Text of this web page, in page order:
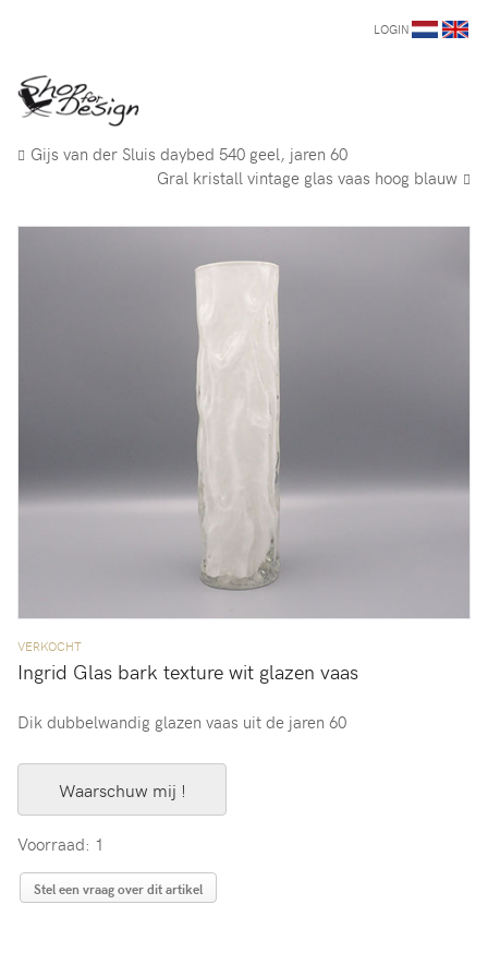
LOGIN
Gijs van der Sluis daybed 540 geel, jaren 60
Gral kristall vintage glas vaas hoog blauw
VERKOCHT
Ingrid Glas bark texture wit glazen vaas
Dik dubbelwandig glazen vaas uit de jaren 60
Waarschuw mij !
Voorraad: 1
Stel een vraag over dit artikel